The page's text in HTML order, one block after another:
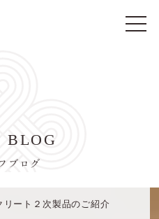
t
BLOG
ブログ
リート２次製品のご紹介